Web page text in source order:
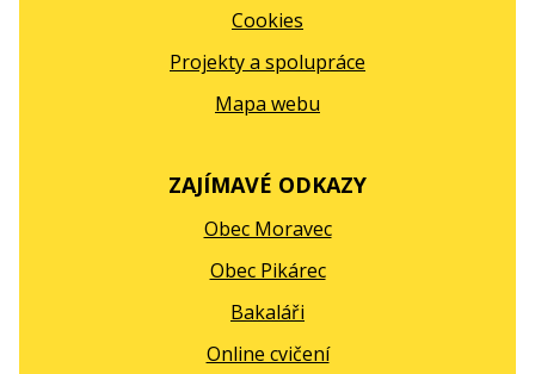
Cookies
Projekty a spolupráce
Mapa webu
ZAJÍMAVÉ ODKAZY
Obec Moravec
Obec Pikárec
Bakaláři
Online cvičení